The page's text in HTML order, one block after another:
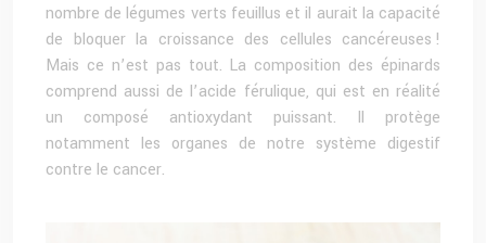
nombre de légumes verts feuillus et il aurait la capacité
de bloquer la croissance des cellules cancéreuses !
Mais ce n’est pas tout. La composition des épinards
comprend aussi de l’acide férulique, qui est en réalité
un composé antioxydant puissant. Il protège
notamment les organes de notre système digestif
contre le cancer.